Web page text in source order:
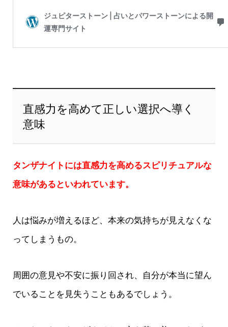
直感力を高めて正しい選択へ導く
意味
タンザナイトには直感力を高めるスピリチュアルな
意味があるといわれています。
人は悩みが増えるほど、本来の気持ちが見えなくな
ってしまうもの。
周囲の意見や不安に振り回され、自分が本当に望ん
でいることを見失うこともあるでしょう。